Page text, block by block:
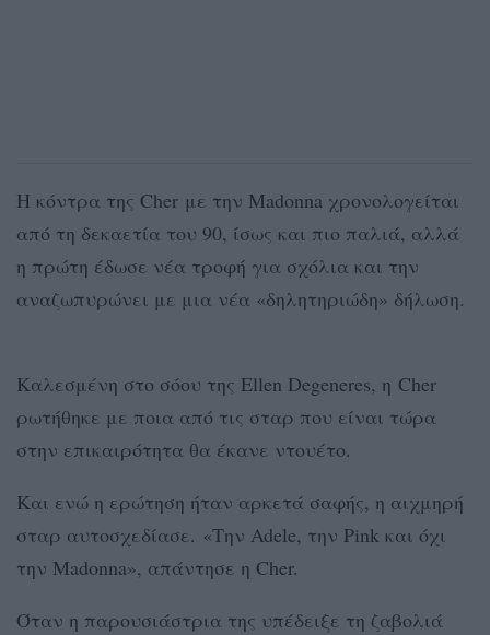
Η κόντρα της Cher με την Madonna χρονολογείται
από τη δεκαετία του 90, ίσως και πιο παλιά, αλλά
η πρώτη έδωσε νέα τροφή για σχόλια και την
αναζωπυρώνει με μια νέα «δηλητηριώδη» δήλωση.
Καλεσμένη στο σόου της Ellen Degeneres, η Cher
ρωτήθηκε με ποια από τις σταρ που είναι τώρα
στην επικαιρότητα θα έκανε ντουέτο.
Και ενώ η ερώτηση ήταν αρκετά σαφής, η αιχμηρή
σταρ αυτοσχεδίασε. «Την Adele, την Pink και όχι
την Madonna», απάντησε η Cher.
Όταν η παρουσιάστρια της υπέδειξε τη ζαβολιά